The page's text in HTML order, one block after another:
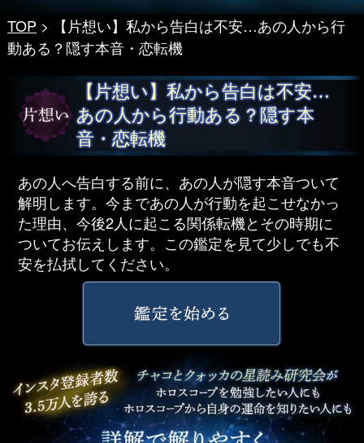
TOP > 【片想い】私から告白は不安…あの人から行
動ある？隠す本音・恋転機
【片想い】私から告白は不安…
あの人から行動ある？隠す本
音・恋転機
あの人へ告白する前に、あの人が隠す本音ついて
解明します。今まであの人が行動を起こせなかっ
た理由、今後2人に起こる関係転機とその時期に
ついてお伝えします。この鑑定を見て少しでも不
安を払拭してください。